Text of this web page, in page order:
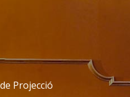
Projecció